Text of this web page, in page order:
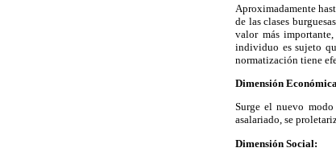
Aproximadamente
de las clases
valor más
individuo es sujeto
normatización tiene
Dimensión
Surge el nuevo
asalariado, se
Dimensión Social: